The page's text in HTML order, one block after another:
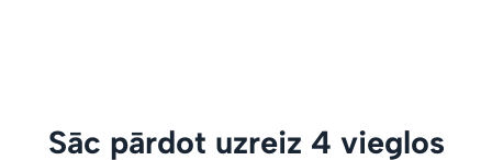
Sāc pārdot uzreiz 4 vieglos